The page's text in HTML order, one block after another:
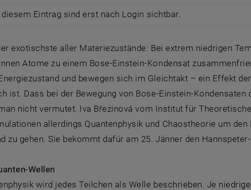
diesem Eintrag sind erst nach Login sichtbar.
exotischste aller Materiezustände: Bei extrem niedrigen
Atome zu einem Bose-Einstein-Kondensat
und bewegen sich im Gleichtakt – ein Effekt
ist. Dass bei der Bewegung von Bose-Einstein-
nicht vermutet. Iva Březinová vom Institut für
allerdings Quantenphysik und Chaostheorie um
zu gehen. Sie bekommt dafür am 25. Jänner den
Wellen
wird jedes Teilchen als Welle beschrieben. Je